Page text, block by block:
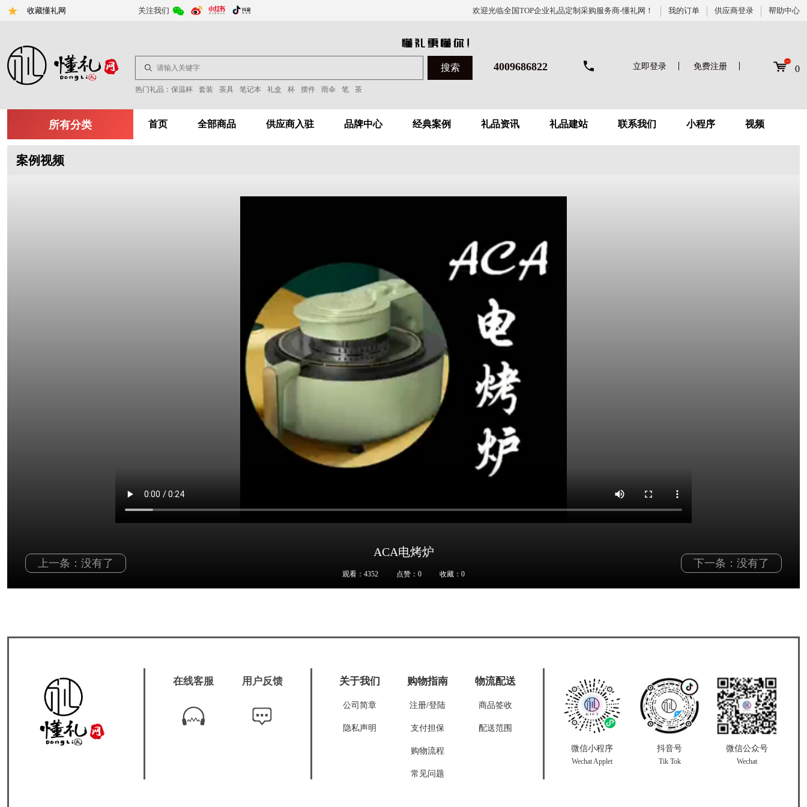
收藏懂礼网 关注我们 欢迎光临全国TOP企业礼品定制采购服务商-懂礼网！ 我的订单 供应商登录 帮助中心
4009686822
热门礼品： 保温杯 套装 茶具 笔记本 礼盒 杯 摆件 雨伞 笔 茶
立即登录 免费注册 0
所有分类 首页 全部商品 供应商入驻 品牌中心 经典案例 礼品资讯 礼品建站 联系我们 小程序 视频
案例视频
ACA电烤炉
观看：4352 点赞：0 收藏：0
上一条：没有了 下一条：没有了
在线客服 用户反馈 关于我们
公司简章
隐私声明
购物指南
注册/登陆
支付担保
购物流程
常见问题
物流配送
商品签收
配送范围
微信小程序
Wechat Applet
抖音号
Tik Tok
微信公众号
Wechat